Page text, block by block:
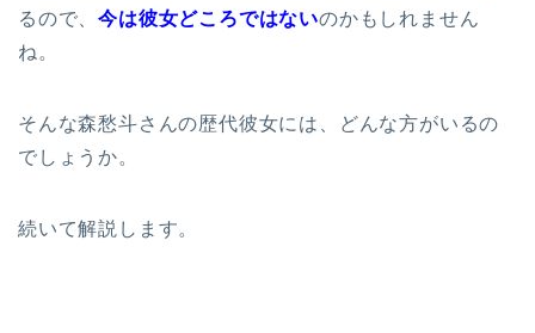
るので、今は彼女どころではないのかもしれません
ね。
そんな森愁斗さんの歴代彼女には、どんな方がいるの
でしょうか。
続いて解説します。